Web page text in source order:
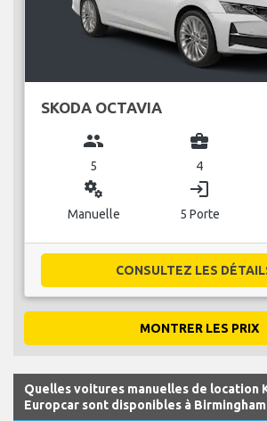
SKODA OCTAVIA
group
5
business_center
4
miscellaneous_services
Manuelle
login
5 Porte
CONSULTEZ LES
MONTRER LES PRIX
Quelles voitures manuelles de location
Europcar sont disponibles à